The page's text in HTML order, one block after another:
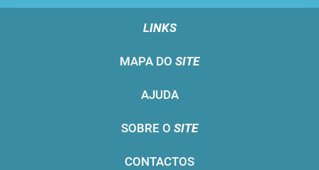
LINKS
MAPA DO SITE
AJUDA
SOBRE O SITE
CONTACTOS